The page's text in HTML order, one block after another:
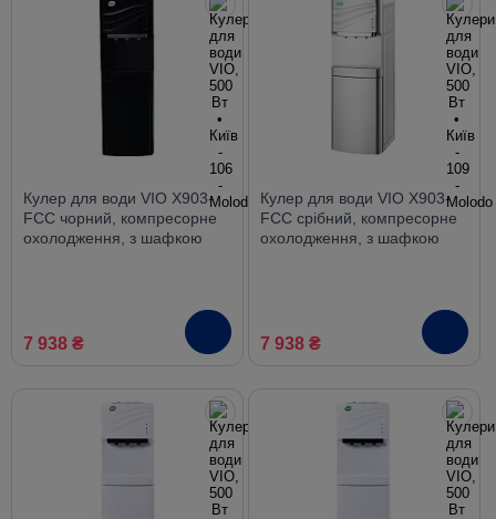
Кулер для води VIO X903-
FCС чорний, компресорне
охолодження, з шафкою
7 938 ₴
Кулер для води VIO X903-
FCС срібний, компресорне
охолодження, з шафкою
7 938 ₴